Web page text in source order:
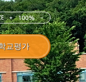
100%
교평가